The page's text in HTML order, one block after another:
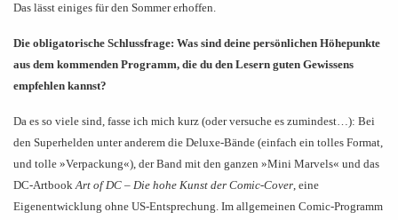
Das lässt einiges für den Sommer erhoffen.
Die obligatorische Schlussfrage: Was sind deine persönlichen Höhepunkte
aus dem kommenden Programm, die du den Lesern guten Gewissens
empfehlen kannst?
Da es so viele sind, fasse ich mich kurz (oder versuche es zumindest…): Bei
den Superhelden unter anderem die Deluxe-Bände (einfach ein tolles Format,
und tolle »Verpackung«), der Band mit den ganzen »Mini Marvels« und das
DC-ArtbookArt of DC – Die hohe Kunst der Comic-Cover, eine
Eigenentwicklung ohne US-Entsprechung. Im allgemeinen Comic-Programm